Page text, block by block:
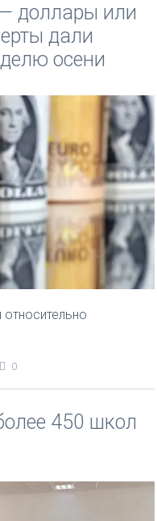
доллары или
дали
осени
0
450 школ